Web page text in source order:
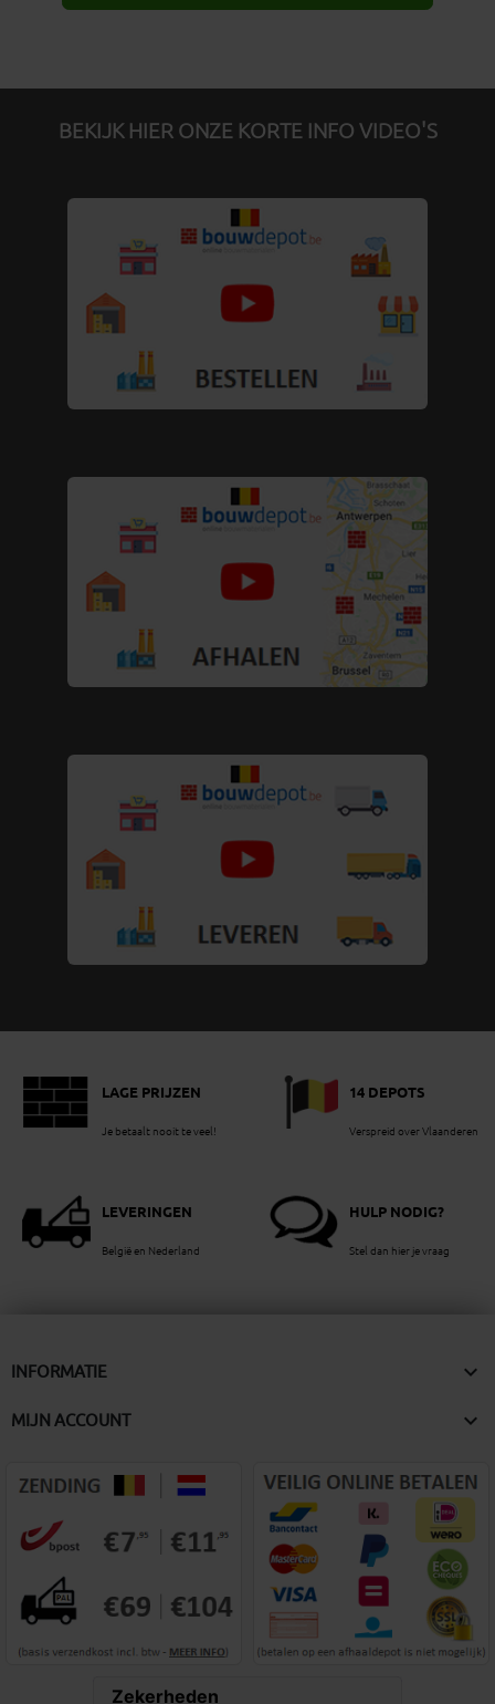
BEKIJK HIER ONZE KORTE INFO VIDEO'S
LAGE PRIJZEN
Je betaalt nooit te veel!
14 DEPOTS
Verspreid over Vlaanderen
LEVERINGEN
België en Nederland
HULP NODIG?
Stel dan hier je vraag
INFORMATIE 
MIJN ACCOUNT 